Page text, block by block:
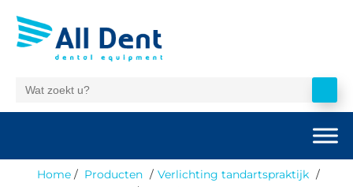
Home Producten
Verlichting tandartspraktijk